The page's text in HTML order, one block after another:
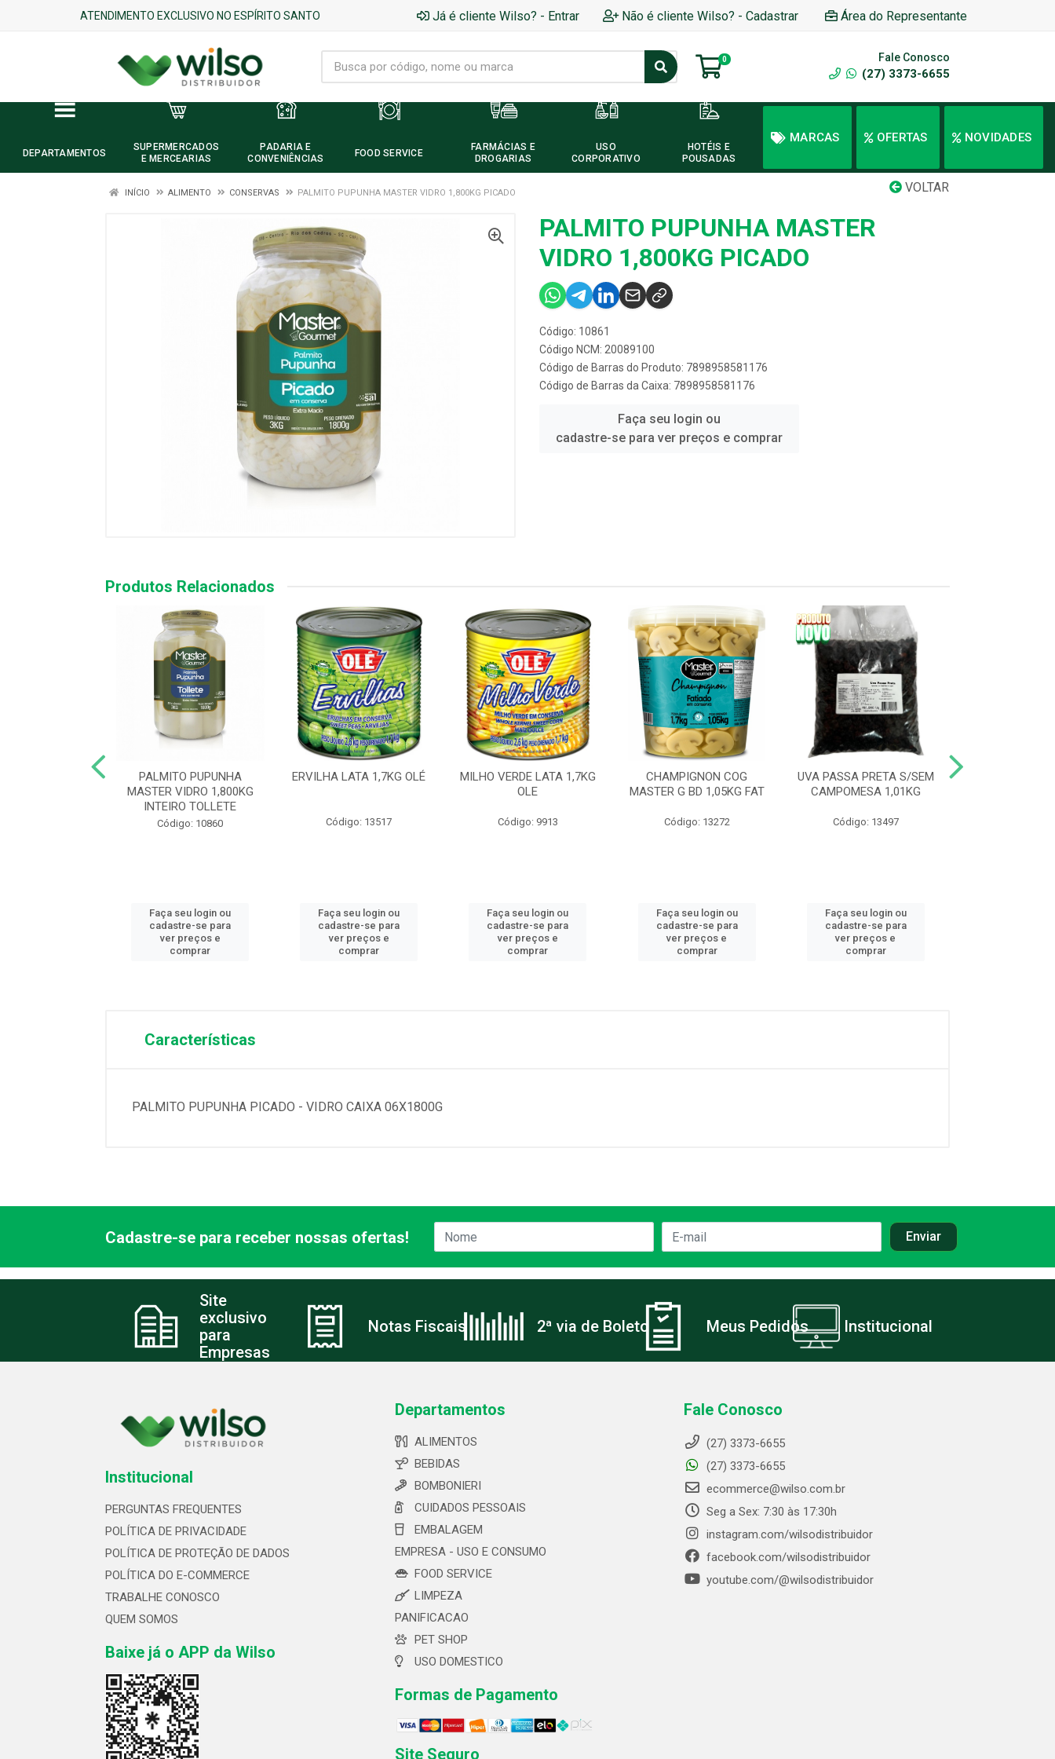
ATENDIMENTO EXCLUSIVO NO ESPÍRITO SANTO Já é cliente Wilso? - Entrar Não é cliente Wilso? - Cadastrar Área do Representante
0 Fale Conosco
(27) 3373-6655
DEPARTAMENTOS
SUPERMERCADOS
E MERCEARIAS
PADARIA E
CONVENIÊNCIAS
FOOD SERVICE
FARMÁCIAS E
DROGARIAS
USO
CORPORATIVO
HOTÉIS E
POUSADAS
MARCAS OFERTAS NOVIDADES
VOLTAR
INÍCIO ALIMENTO CONSERVAS PALMITO PUPUNHA MASTER VIDRO 1,800KG PICADO
PALMITO PUPUNHA MASTER
VIDRO 1,800KG PICADO
Código: 10861
Código NCM: 20089100
Código de Barras do Produto: 7898958581176
Código de Barras da Caixa: 7898958581176
Faça seu login ou
cadastre-se para ver preços e comprar
Produtos Relacionados
PALMITO PUPUNHA
MASTER VIDRO 1,800KG
INTEIRO TOLLETE
Código: 10860
Faça seu login ou
cadastre-se para
ver preços e
comprar
ERVILHA LATA 1,7KG OLÉ
Código: 13517
Faça seu login ou
cadastre-se para
ver preços e
comprar
MILHO VERDE LATA 1,7KG
OLE
Código: 9913
Faça seu login ou
cadastre-se para
ver preços e
comprar
CHAMPIGNON COG
MASTER G BD 1,05KG FAT
Código: 13272
Faça seu login ou
cadastre-se para
ver preços e
comprar
UVA PASSA PRETA S/SEM
CAMPOMESA 1,01KG
Código: 13497
Faça seu login ou
cadastre-se para
ver preços e
comprar
Características
PALMITO PUPUNHA PICADO - VIDRO CAIXA 06X1800G
Cadastre-se para receber nossas ofertas!
Site
exclusivo
para
Empresas
Notas Fiscais 2ª via de Boleto Meus Pedidos Institucional
Institucional
PERGUNTAS FREQUENTES
POLÍTICA DE PRIVACIDADE
POLÍTICA DE PROTEÇÃO DE DADOS
POLÍTICA DO E-COMMERCE
TRABALHE CONOSCO
QUEM SOMOS
Baixe já o APP da Wilso
Departamentos
ALIMENTOS
BEBIDAS
BOMBONIERI
CUIDADOS PESSOAIS
EMBALAGEM
EMPRESA - USO E CONSUMO
FOOD SERVICE
LIMPEZA
PANIFICACAO
PET SHOP
USO DOMESTICO
Formas de Pagamento
Site Seguro
Fale Conosco
(27) 3373-6655
(27) 3373-6655
ecommerce@wilso.com.br
Seg a Sex: 7:30 às 17:30h
instagram.com/wilsodistribuidor
facebook.com/wilsodistribuidor
youtube.com/@wilsodistribuidor